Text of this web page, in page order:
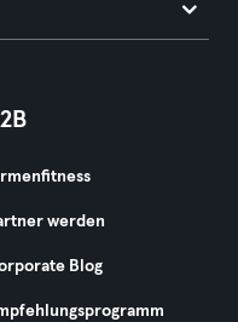
werden
Blog